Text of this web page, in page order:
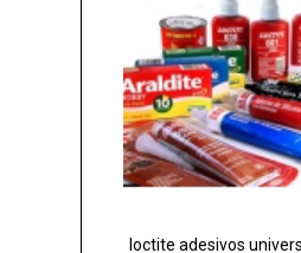
loctite adesivos